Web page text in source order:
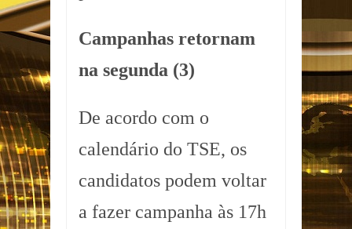
Campanhas retornam
na segunda (3)
De acordo com o
calendário do TSE, os
candidatos podem voltar
a fazer campanha às 17h